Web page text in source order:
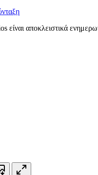
αποκλειστικά